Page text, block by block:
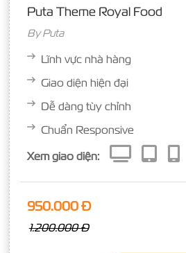
Puta Theme Royal Food
ByPuta
Lĩnh vực nhà hàng
Giao diện hiện đại
Dễ dàng tùy chỉnh
Chuẩn Responsive
Xem giao diện:
950.000 Đ
1.200.000 Đ